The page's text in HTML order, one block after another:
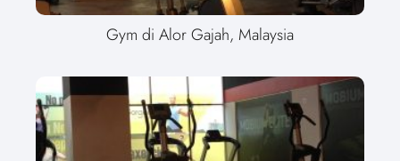
Gym di Alor Gajah, Malaysia